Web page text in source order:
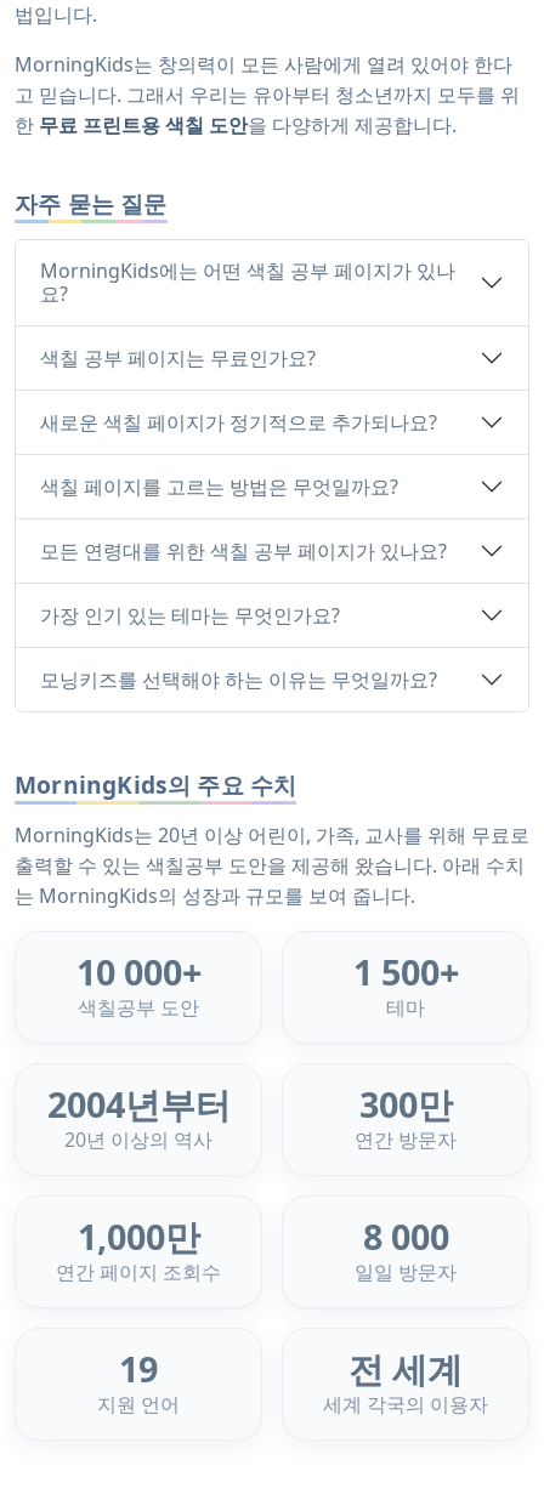
법입니다.
MorningKids는 창의력이 모든 사람에게 열려 있어야 한다
고 믿습니다. 그래서 우리는 유아부터 청소년까지 모두를 위
한 무료 프린트용 색칠 도안을 다양하게 제공합니다.
자주 묻는 질문
MorningKids에는 어떤 색칠 공부 페이지가 있나
요?
색칠 공부 페이지는 무료인가요?
새로운 색칠 페이지가 정기적으로 추가되나요?
색칠 페이지를 고르는 방법은 무엇일까요?
모든 연령대를 위한 색칠 공부 페이지가 있나요?
가장 인기 있는 테마는 무엇인가요?
모닝키즈를 선택해야 하는 이유는 무엇일까요?
MorningKids의 주요 수치
MorningKids는 20년 이상 어린이, 가족, 교사를 위해 무료로
출력할 수 있는 색칠공부 도안을 제공해 왔습니다. 아래 수치
는 MorningKids의 성장과 규모를 보여 줍니다.
10 000+
색칠공부 도안
1 500+
테마
2004년부터
20년 이상의 역사
300만
연간 방문자
1,000만
연간 페이지 조회수
8 000
일일 방문자
19
지원 언어
전 세계
세계 각국의 이용자